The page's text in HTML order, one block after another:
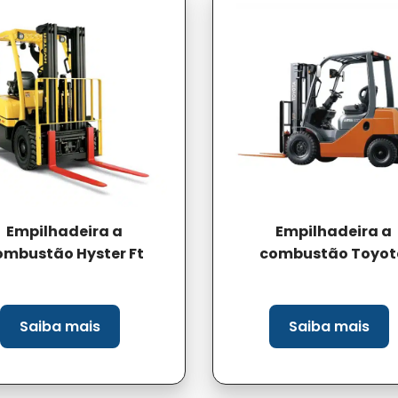
Empilhadeira a
Hyster Ft
Saiba mais
Empilhadeira a
combustão
Saiba mais